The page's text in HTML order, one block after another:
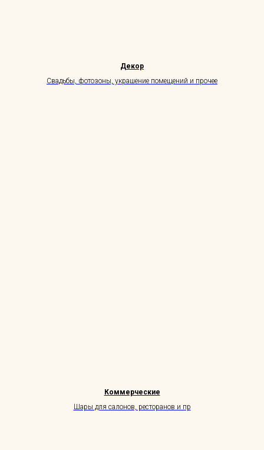
Декор
Свадьбы, фотозоны, украшение помещений и прочее
Коммерческие
Шары для салонов, ресторанов и пр